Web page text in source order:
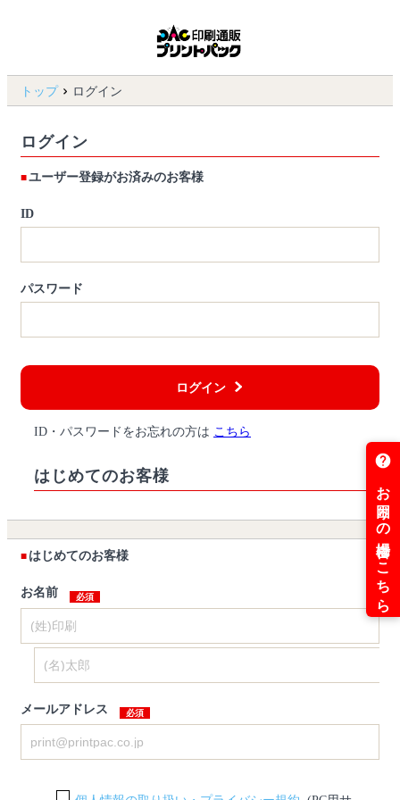
トップ ログイン
ログイン
ユーザー登録がお済みのお客様
ID
パスワード
ログイン
ID・パスワードをお忘れの方は こちら
はじめてのお客様
はじめてのお客様
お名前
メールアドレス